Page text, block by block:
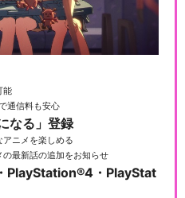
能
通信料も安心
なる」登録
ニメを楽しめる
の最新話の追加をお知らせ
PlayStation®4・PlayStat